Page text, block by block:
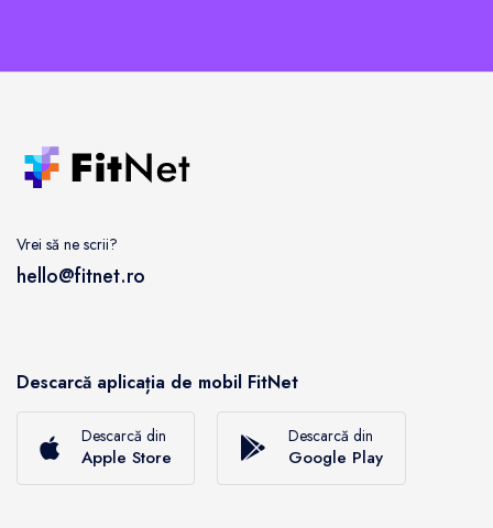
Vrei să ne scrii?
hello@fitnet.ro
Descarcă aplicația de mobil FitNet
Descarcă din
Apple Store
Descarcă din
Google Play